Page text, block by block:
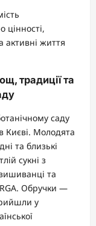
активні життя
традиції та
саду
Києві. Молодята
та близькі
сукні з
та
Обручки —
у